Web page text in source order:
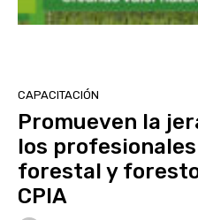
CAPACITACIÓN
Promueven la
los
forestal y
CPIA